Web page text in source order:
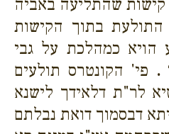
קישות שהתליעה באביה
התולעת בתוך הקישות
הויא כמהלכת על גבי
. פי' הקונטרס תולעים
לר"ת דלאידך לישנא
דבסמוך דואת נבלתם